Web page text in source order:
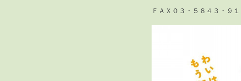
ＦＡＸ０３・５８４３・９